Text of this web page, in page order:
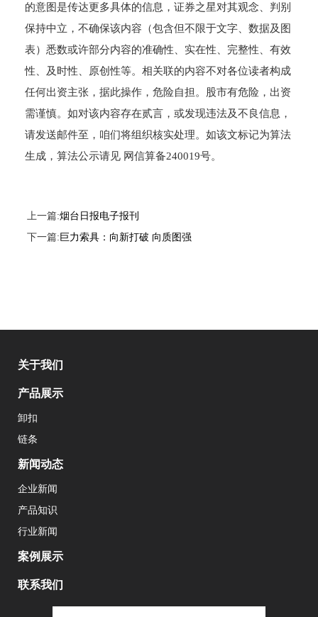
的意图是传达更多具体的信息，证券之星对其观念、判别
保持中立，不确保该内容（包含但不限于文字、数据及图
表）悉数或许部分内容的准确性、实在性、完整性、有效
性、及时性、原创性等。相关联的内容不对各位读者构成
任何出资主张，据此操作，危险自担。股市有危险，出资
需谨慎。如对该内容存在贰言，或发现违法及不良信息，
请发送邮件至，咱们将组织核实处理。如该文标记为算法
生成，算法公示请见 网信算备240019号。
上一篇:烟台日报电子报刊
下一篇: 巨力索具：向新打破 向质图强
关于我们
产品展示
卸扣
链条
新闻动态
企业新闻
产品知识
行业新闻
案例展示
联系我们